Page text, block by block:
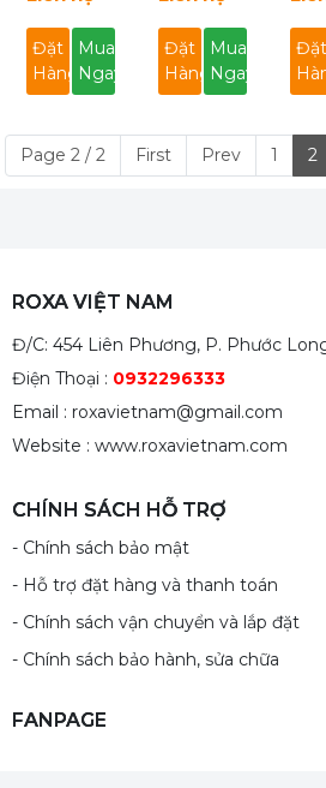
Đặt
Hàng
Mua
Ngay
Đặt
Hàng
Mua
Ngay
Đặt
Page 2 / 2 First Prev 1 2
ROXA VIỆT NAM
Đ/C: 454 Liên Phương, P. Phước
Điện Thoại : 0932296333
Email : roxavietnam@gmail.com
Website : www.roxavietnam.com
CHÍNH SÁCH HỖ TRỢ
- Chính sách bảo mật
- Hỗ trợ đặt hàng và thanh toán
- Chính sách vận chuyển và lắp đặt
- Chính sách bảo hành, sửa chữa
FANPAGE